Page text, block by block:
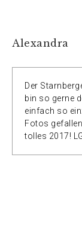
Alexandra
Der
bin so gerne
einfach so
Fotos
tolles 2017!